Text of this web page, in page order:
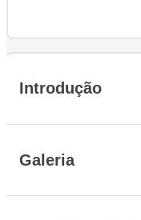
Introdução
Galeria